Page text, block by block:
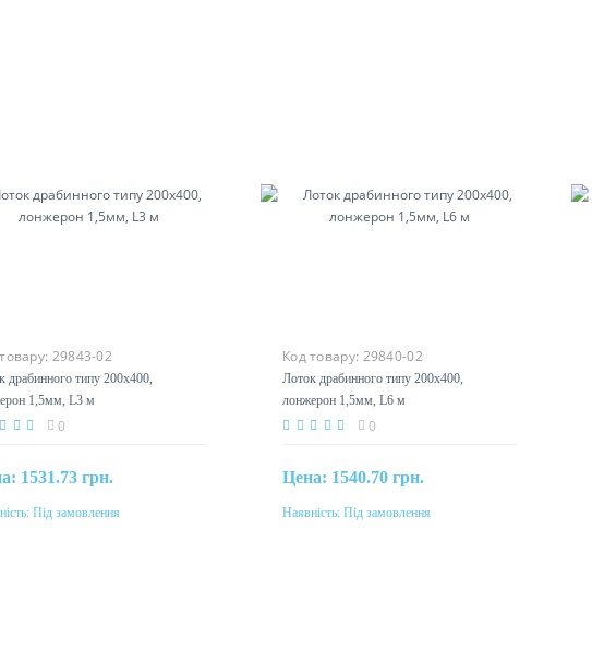
29843-02
драбинного типу 200x400,
1,5мм, L3 м
0
1531.73 грн.
Під замовлення
Під замовлення
Код товару: 29840-02
Лоток драбинного типу 200x400,
лонжерон 1,5мм, L6 м
0
Цена: 1540.70 грн.
Під замовлення
Наявність: Під замовлення